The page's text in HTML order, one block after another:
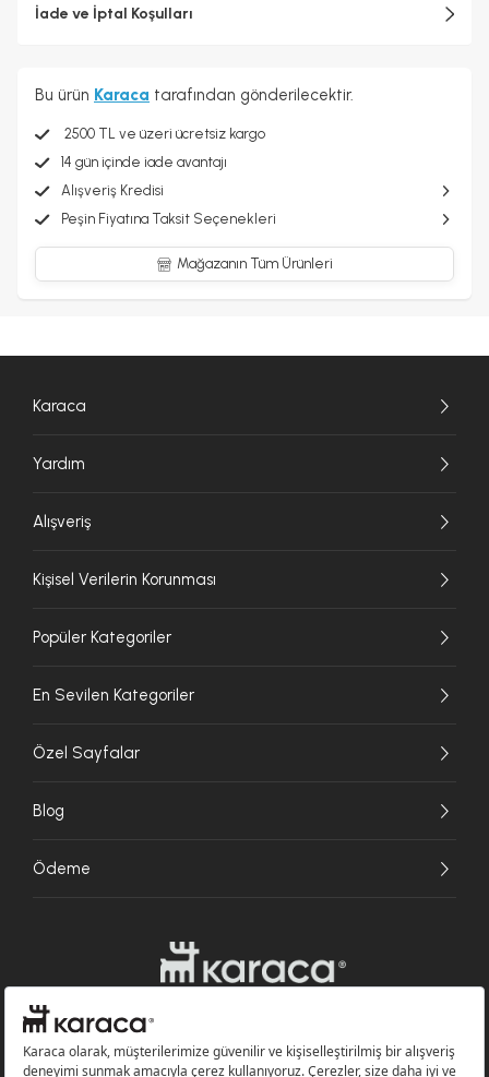
İade ve İptal Koşulları
Bu ürün Karaca tarafından gönderilecektir.
2500 TL ve üzeri ücretsiz kargo
14 gün içinde iade avantajı
Alışveriş Kredisi
Peşin Fiyatına Taksit Seçenekleri
Mağazanın Tüm Ürünleri
Karaca
Yardım
Alışveriş
Kişisel Verilerin Korunması
Popüler Kategoriler
En Sevilen Kategoriler
Özel Sayfalar
Blog
Ödeme